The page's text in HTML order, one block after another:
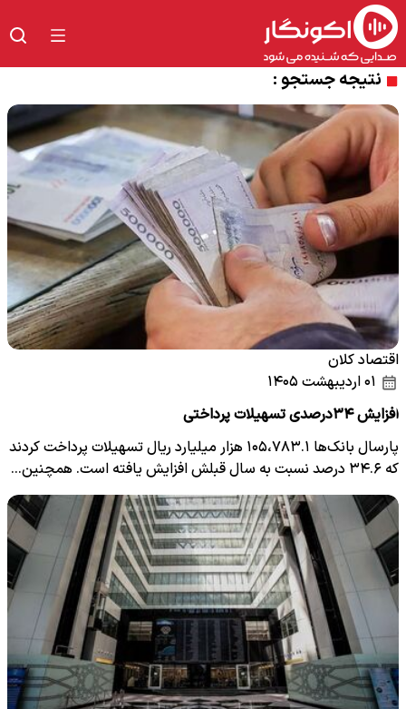
نتیجه جستجو :
اقتصاد کلان
افزایش ۳۴درصدی تسهیلات پرداختی
پارسال بانک‌ها ۱۰۵،۷۸۳.۱ هزار میلیارد ریال تسهیلات پرداخت کردند
که ۳۴.۶ درصد نسبت به سال قبلش افزایش یافته است. همچنین…